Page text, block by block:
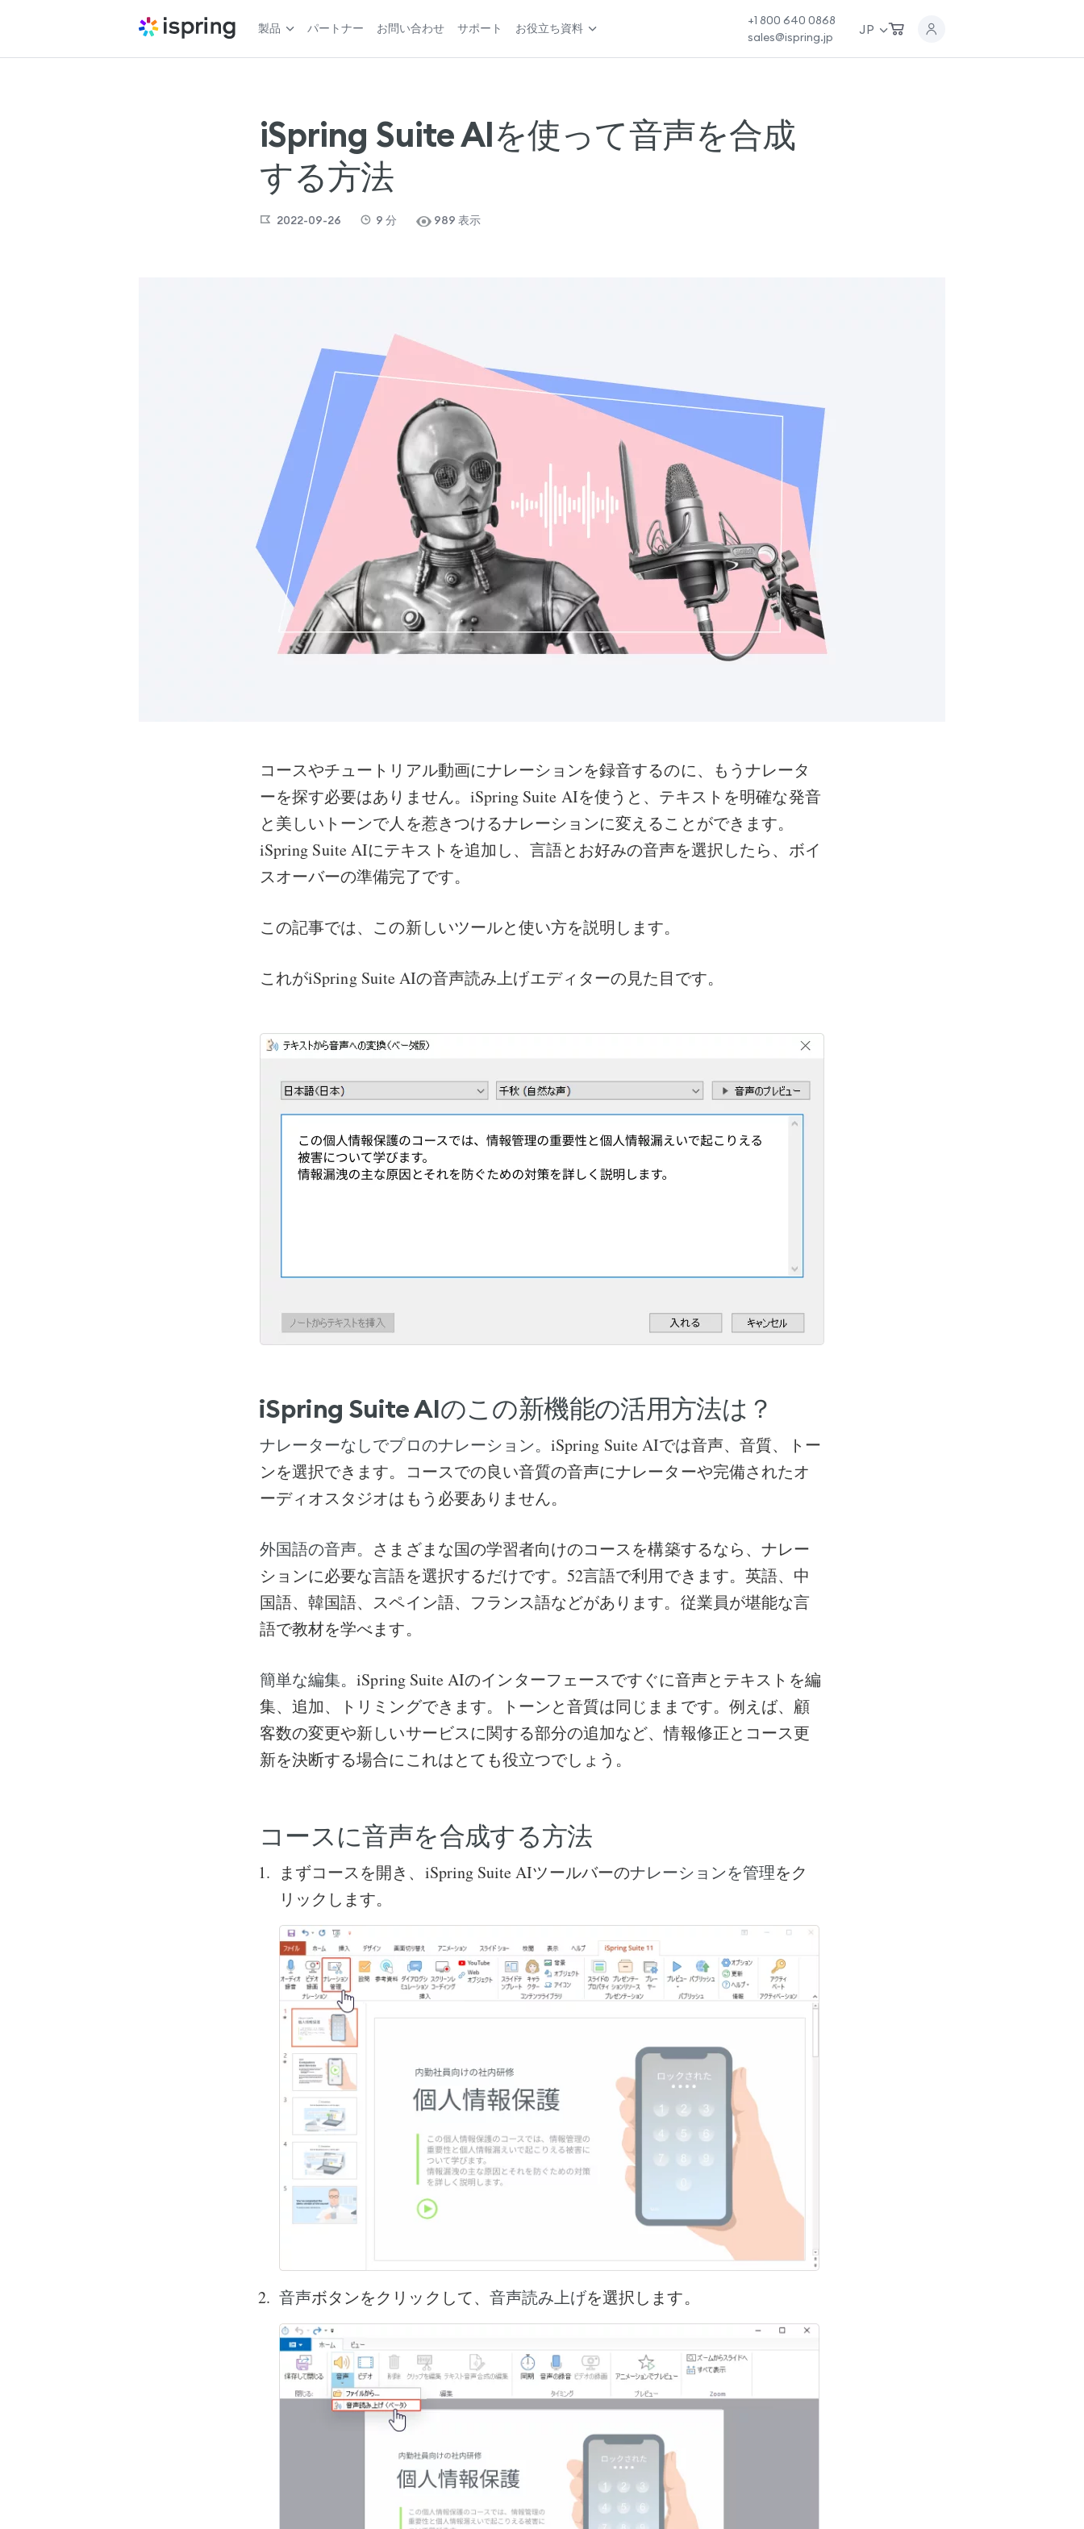
製品 パートナー お問い合わせ サポート お役立ち資料
+1 800 640 0868
sales@ispring.jp
JP
iSpring Suite AIを使って音声を合成
する方法
2022-09-26 9 分 989 表示
コースやチュートリアル動画にナレーションを録音するのに、もうナレータ
ーを探す必要はありません。iSpring Suite AIを使うと、テキストを明確な発音
と美しいトーンで人を惹きつけるナレーションに変えることができます。
iSpring Suite AIにテキストを追加し、言語とお好みの音声を選択したら、ボイ
スオーバーの準備完了です。
この記事では、この新しいツールと使い方を説明します。
これがiSpring Suite AIの音声読み上げエディターの見た目です。
iSpring Suite AIのこの新機能の活用方法は？
ナレーターなしでプロのナレーション。iSpring Suite AIでは音声、音質、トー
ンを選択できます。コースでの良い音質の音声にナレーターや完備されたオ
ーディオスタジオはもう必要ありません。
外国語の音声。 さまざまな国の学習者向けのコースを構築するなら、ナレー
ションに必要な言語を選択するだけです。52言語で利用できます。英語、中
国語、韓国語、スペイン語、フランス語などがあります。従業員が堪能な言
語で教材を学べます。
簡単な編集。iSpring Suite AIのインターフェースですぐに音声とテキストを編
集、追加、トリミングできます。トーンと音質は同じままです。例えば、顧
客数の変更や新しいサービスに関する部分の追加など、情報修正とコース更
新を決断する場合にこれはとても役立つでしょう。
コースに音声を合成する方法
まずコースを開き、iSpring Suite AIツールバーのナレーションを管理をク
リックします。
音声ボタンをクリックして、 音声読み上げを選択します。